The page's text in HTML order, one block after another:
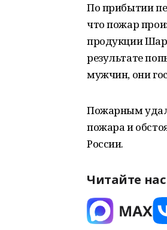
По прибытии
что пожар
продукции
результате
мужчин, они
Пожарным
пожара и
России.
Читайте нас